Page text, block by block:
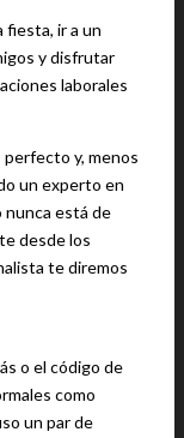
fiesta, ir a un
y disfrutar
laborales
perfecto y, menos
un experto en
nunca está de
desde los
te diremos
o el código de
como
un par de